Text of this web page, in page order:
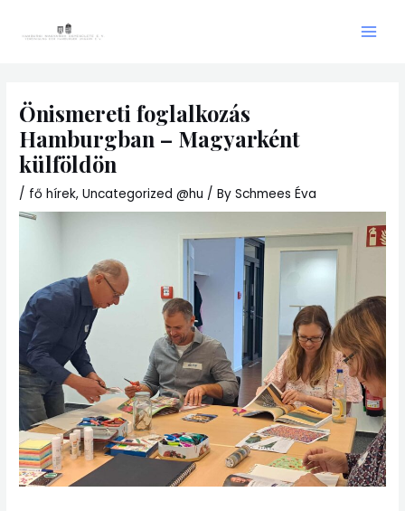
Önismereti foglalkozás
Hamburgban – Magyarként
külföldön
/ fő hírek,Uncategorized @hu / BySchmees Éva